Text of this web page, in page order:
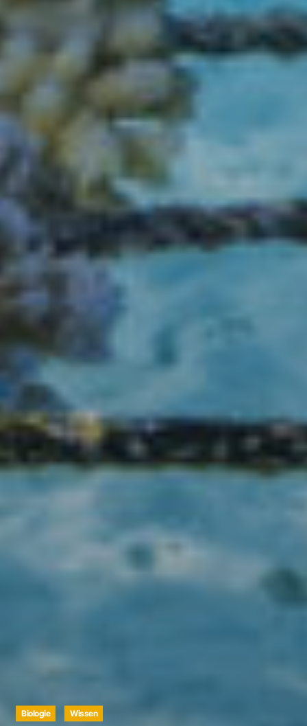
Biologie Wissen